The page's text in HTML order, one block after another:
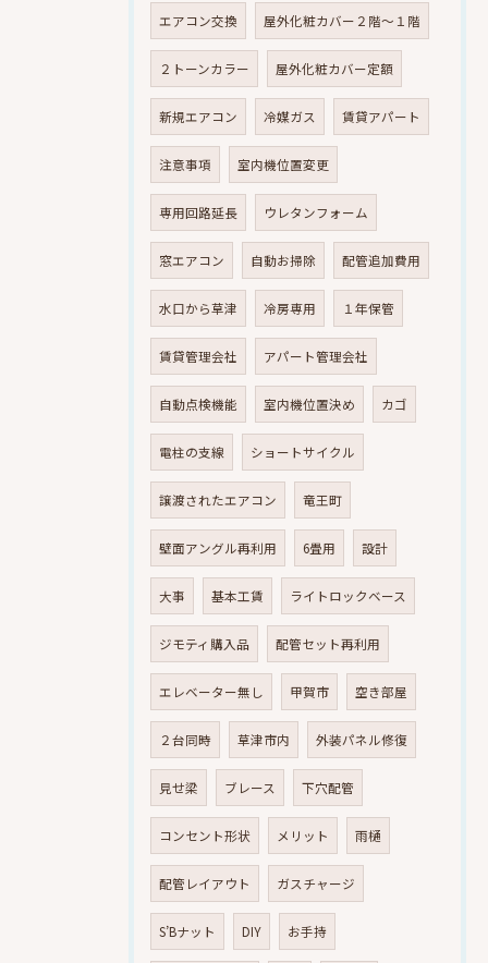
エアコン交換 屋外化粧カバー２階～１階
２トーンカラー 屋外化粧カバー定額
新規エアコン 冷媒ガス 賃貸アパート
注意事項 室内機位置変更
専用回路延長 ウレタンフォーム
窓エアコン 自動お掃除 配管追加費用
水口から草津 冷房専用 １年保管
賃貸管理会社 アパート管理会社
自動点検機能 室内機位置決め カゴ
電柱の支線 ショートサイクル
譲渡されたエアコン 竜王町
壁面アングル再利用 6畳用 設計
大事 基本工賃 ライトロックベース
ジモティ購入品 配管セット再利用
エレベーター無し 甲賀市 空き部屋
２台同時 草津市内 外装パネル修復
見せ梁 ブレース 下穴配管
コンセント形状 メリット 雨樋
配管レイアウト ガスチャージ
S’Bナット DIY お手持